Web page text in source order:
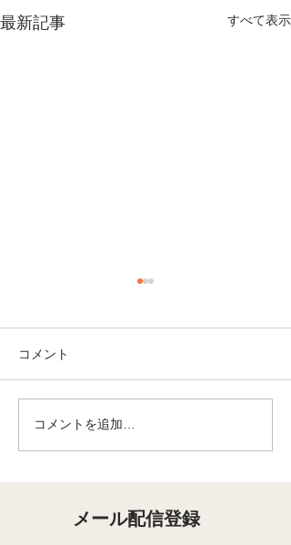
最新記事 すべて表示
【10/8（木）開講・オン
ライン】「ちゃんとしな
MSC 8週間コース
コメント
コメントを追加…
メール配信登録